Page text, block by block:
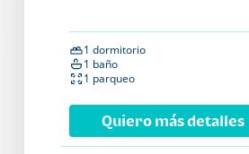
1 dormitorio
1 baño
1 parqueo
Quiero más detalles